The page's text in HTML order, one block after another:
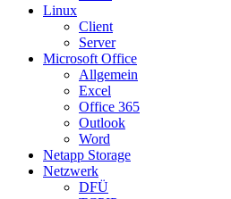
Linux
Client
Server
Microsoft Office
Allgemein
Excel
Office 365
Outlook
Word
Netapp Storage
Netzwerk
DFÜ